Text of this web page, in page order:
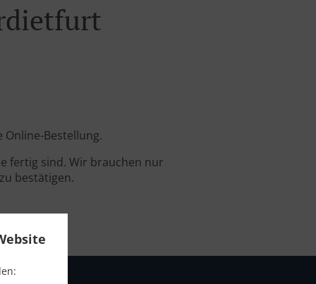
Bestellung.
fertig sind. Wir brauchen nur
bestätigen.